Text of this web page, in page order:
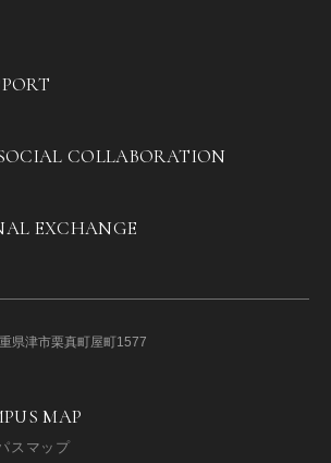
COLLABORATION
EXCHANGE
県津市栗真町屋町1577
MAP
スマップ